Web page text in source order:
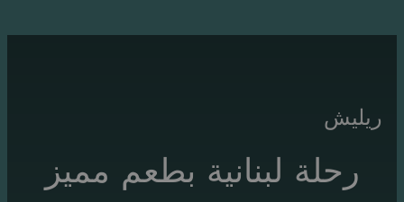
لبنانية بطعم مميز